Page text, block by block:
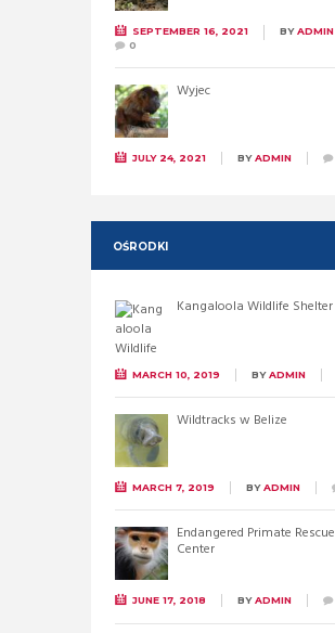
SEPTEMBER 16, 2021 BYADMIN
0
Wyjec
JULY 24, 2021 BYADMIN
OŚRODKI
Kangaloola Wildlife Shelter
MARCH 10, 2019 BYADMIN
Wildtracks w Belize
MARCH 7, 2019 BYADMIN
Endangered Primate Rescue
Center
JUNE 17, 2018 BYADMIN